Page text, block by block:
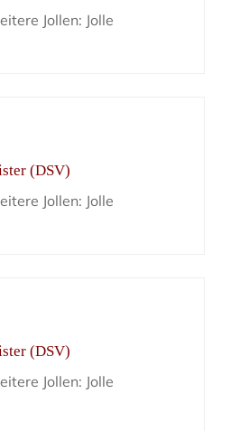
Jollen: Jolle
(DSV)
Jollen: Jolle
(DSV)
Jollen: Jolle